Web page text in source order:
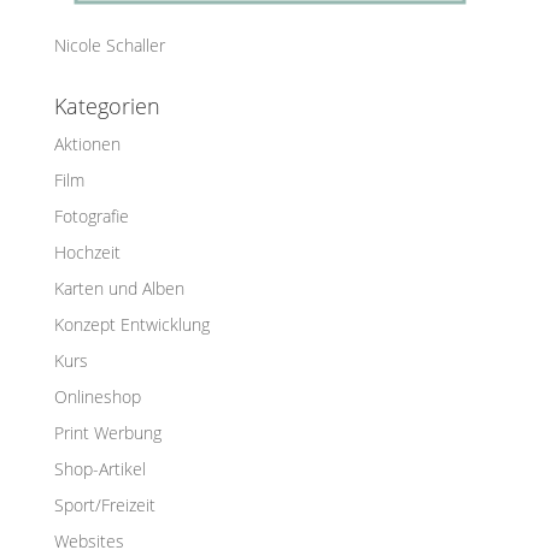
Nicole Schaller
Kategorien
Aktionen
Film
Fotografie
Hochzeit
Karten und Alben
Konzept Entwicklung
Kurs
Onlineshop
Print Werbung
Shop-Artikel
Sport/Freizeit
Websites